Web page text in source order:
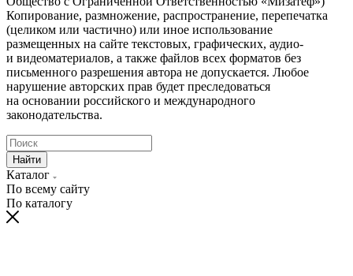
Копирование, размножение, распространение, перепечатка
(целиком или частично) или иное использование
размещенных на сайте текстовых, графических, аудио-
и видеоматериалов, а также файлов всех форматов без
письменного разрешения автора не допускается. Любое
нарушение авторских прав будет преследоваться
на основании российского и международного
законодательства.
Найти
Каталог
По всему сайту
По каталогу